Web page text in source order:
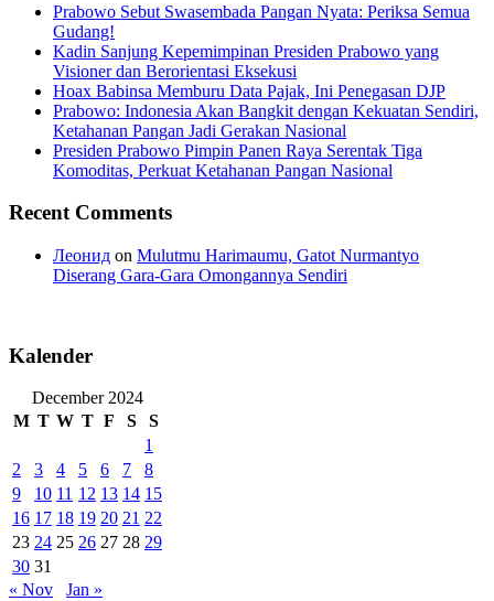
Prabowo Sebut Swasembada Pangan Nyata: Periksa Semua
Gudang!
Kadin Sanjung Kepemimpinan Presiden Prabowo yang
Visioner dan Berorientasi Eksekusi
Hoax Babinsa Memburu Data Pajak, Ini Penegasan DJP
Prabowo: Indonesia Akan Bangkit dengan Kekuatan Sendiri,
Ketahanan Pangan Jadi Gerakan Nasional
Presiden Prabowo Pimpin Panen Raya Serentak Tiga
Komoditas, Perkuat Ketahanan Pangan Nasional
Recent Comments
Леонид on Mulutmu Harimaumu, Gatot Nurmantyo
Diserang Gara-Gara Omongannya Sendiri
Kalender
December 2024
M T W T F S
S
1
2
3 4 5 6 7
8
9
10 11 12 13 14 15
16 17 18 19 20 21 22
23 24 25 26 27 28 29
30 31
« Nov
Jan »